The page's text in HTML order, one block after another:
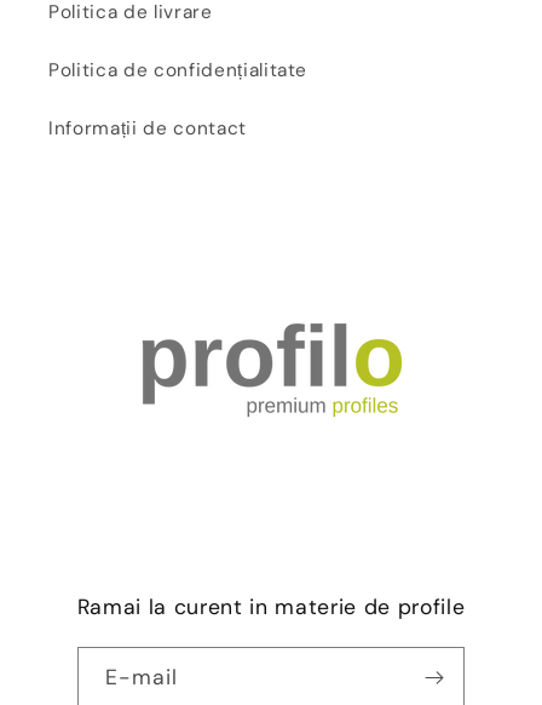
Politica de livrare
Politica de confidențialitate
Informații de contact
Ramai la curent in materie de profile
E-mail